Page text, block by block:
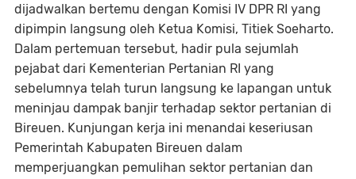
dijadwalkan bertemu dengan Komisi IV DPR RI yang
dipimpin langsung oleh Ketua Komisi, Titiek Soeharto.
Dalam pertemuan tersebut, hadir pula sejumlah
pejabat dari Kementerian Pertanian RI yang
sebelumnya telah turun langsung ke lapangan untuk
meninjau dampak banjir terhadap sektor pertanian di
Bireuen. Kunjungan kerja ini menandai keseriusan
Pemerintah Kabupaten Bireuen dalam
memperjuangkan pemulihan sektor pertanian dan